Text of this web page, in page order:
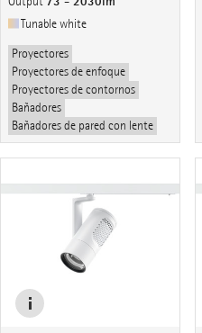
Tunable white
Proyectores
Proyectores de enfoque
Proyectores de contornos
Bañadores
Bañadores de pared con lente